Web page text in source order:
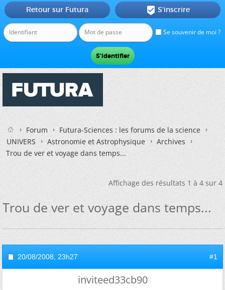
Se souvenir de moi ?
Retour sur Futura  S'inscrire
Forum
Futura-Sciences : les forums de la science
UNIVERS
Astronomie et Astrophysique
Archives
Trou de ver et voyage dans temps...
Affichage des résultats 1 à 4 sur 4
Trou de ver et voyage dans temps...
20/08/2008, 23h27 #1
inviteed33cb90